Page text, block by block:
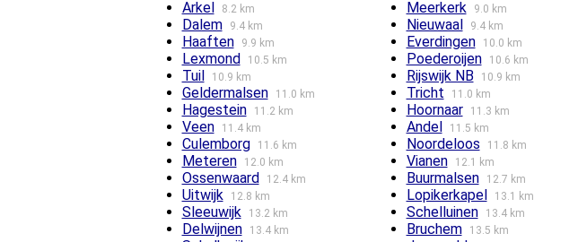
Arkel 8.2 km Meerkerk 9.0 km
Dalem 9.4 km Nieuwaal 9.4 km
Haaften 9.9 km Everdingen 10.0 km
Lexmond 10.5 km Poederoijen 10.6 km
Tuil 10.9 km Rijswijk NB 10.9 km
Geldermalsen 11.0 km Tricht 11.0 km
Hagestein 11.2 km Hoornaar 11.3 km
Veen 11.4 km Andel 11.5 km
Culemborg 11.6 km Noordeloos 11.8 km
Meteren 12.0 km Vianen 12.1 km
Ossenwaard 12.4 km Buurmalsen 12.7 km
Uitwijk 12.8 km Lopikerkapel 13.1 km
Sleeuwijk 13.2 km Schelluinen 13.4 km
Delwijnen 13.4 km Bruchem 13.5 km